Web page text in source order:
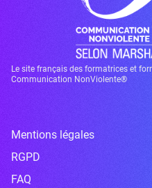
Le site français des formatrices et
Communication NonViolente®
Mentions légales
RGPD
FAQ